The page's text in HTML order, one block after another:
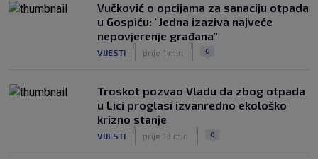
SK 6. kol.
Pajaziti: Pokušat ćemo biti bolji protiv
Istre
|
6. kol.
Vučković o opcijama za sanaciju otpada
u Gospiću: "Jedna izaziva najveće
nepovjerenje građana"
VIJESTI prije 1 min 0
Troskot pozvao Vladu da zbog otpada
u Lici proglasi izvanredno ekološko
krizno stanje
VIJESTI prije 13 min 0